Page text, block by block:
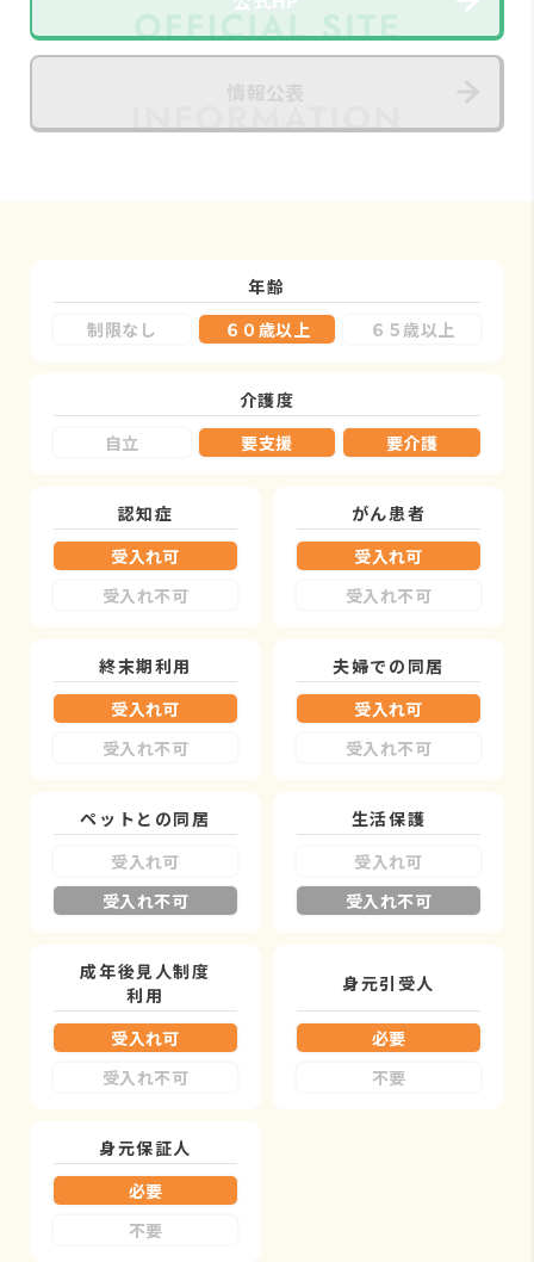
年齢
制限なし
６０歳以上 ６５歳以上
介護度
自立
要支援 要介護
認知症
受入れ可
受入れ不可
がん患者
受入れ可
受入れ不可
終末期利用
受入れ可
受入れ不可
夫婦での同居
受入れ可
受入れ不可
ペットとの同居
受入れ可
受入れ不可
生活保護
受入れ可
受入れ不可
成年後見人制度
利用
受入れ可
受入れ不可
身元引受人
必要
不要
身元保証人
必要
不要